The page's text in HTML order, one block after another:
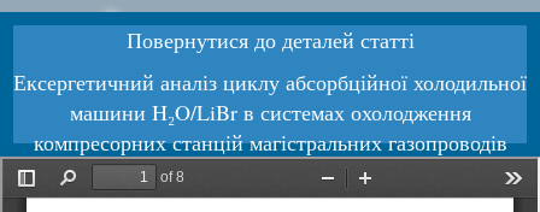
Повернутися до деталей статті
Ексергетичний аналіз циклу абсорбційної холодильної
машини H₂O/LiBr в системах охолодження
компресорних станцій магістральних газопроводів
Завантажити PDF